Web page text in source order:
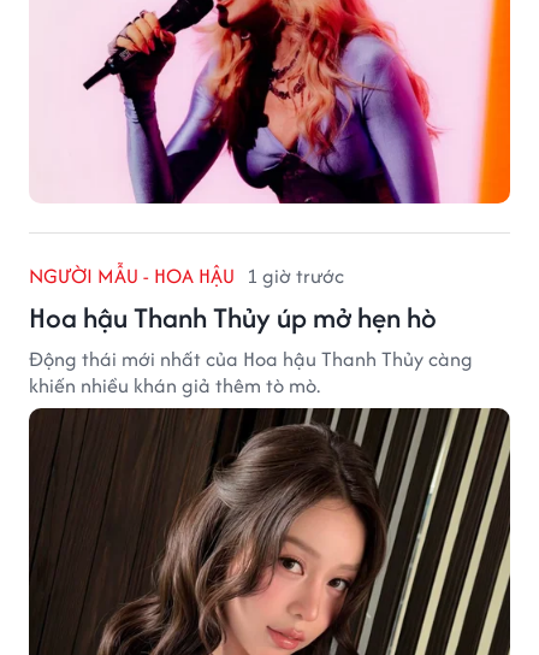
NGƯỜI MẪU - HOA HẬU 1 giờ trước
Hoa hậu Thanh Thủy úp mở hẹn hò
Động thái mới nhất của Hoa hậu Thanh Thủy càng
khiến nhiều khán giả thêm tò mò.